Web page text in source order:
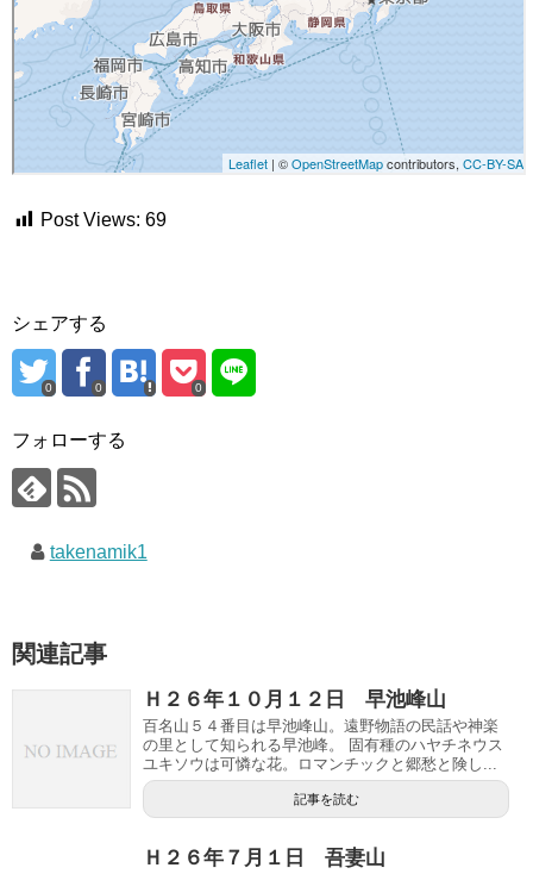
Post Views: 69
シェアする
0 0 0
フォローする
takenamik1
関連記事
Ｈ２６年１０月１２日 早池峰山
百名山５４番目は早池峰山。遠野物語の民話や神楽
の里として知られる早池峰。 固有種のハヤチネウス
ユキソウは可憐な花。ロマンチックと郷愁と険し...
記事を読む
Ｈ２６年７月１日 吾妻山